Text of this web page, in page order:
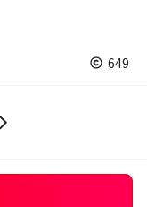
649